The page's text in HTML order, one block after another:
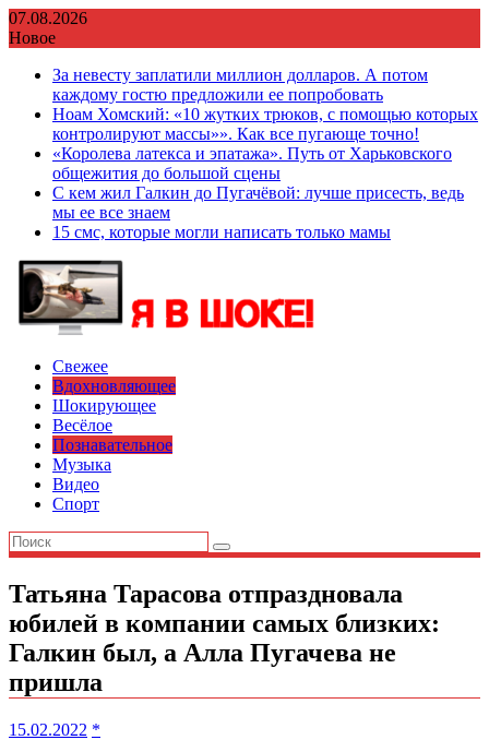
Перейти
к
07.08.2026
Новое
За невесту заплатили миллион долларов. А потом
каждому гостю предложили ее попробовать
Ноам Хомский: «10 жутких трюков, с помощью которых
контролируют массы»». Как все пугающе точно!
«Королева латекса и эпатажа». Путь от Харьковского
общежития до большой сцены
С кем жил Галкин до Пугачёвой: лучше присесть, ведь
мы ее все знаем
15 смс, которые могли написать только мамы
Свежее
Вдохновляющее
Шокирующее
Весёлое
Познавательное
Музыка
Видео
Спорт
Татьяна Тарасова отпраздновала
юбилей в компании самых близких:
Галкин был, а Алла Пугачева не
пришла
15.02.2022 *